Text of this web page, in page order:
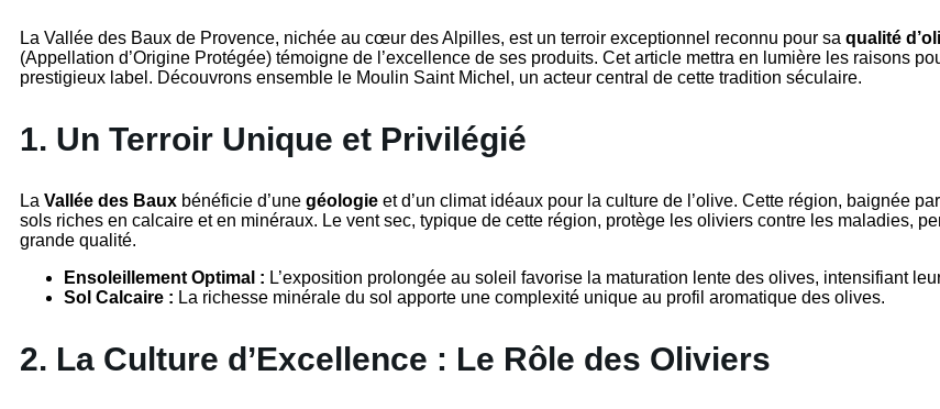
La Vallée des Baux de Provence, nichée au cœur des Alpilles, est un terroir exceptionnel reconnu pour sa qualité
(Appellation d’Origine Protégée) témoigne de l’excellence de ses produits. Cet article mettra en lumière les raisons
prestigieux label. Découvrons ensemble le Moulin Saint Michel, un acteur central de cette tradition séculaire.
1. Un Terroir Unique et Privilégié
La Vallée des Baux bénéficie d’une géologie et d’un climat idéaux pour la culture de l’olive. Cette région, baignée
sols riches en calcaire et en minéraux. Le vent sec, typique de cette région, protège les oliviers contre les maladies,
grande qualité.
Ensoleillement Optimal : L’exposition prolongée au soleil favorise la maturation lente des olives, intensifiant
Sol Calcaire : La richesse minérale du sol apporte une complexité unique au profil aromatique des olives.
2. La Culture d’Excellence : Le Rôle des Oliviers